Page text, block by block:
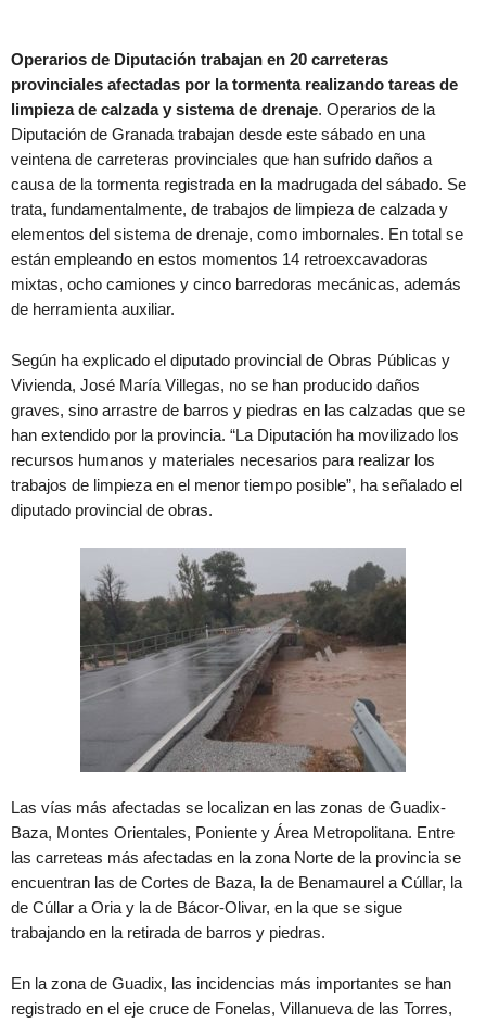
Operarios de Diputación trabajan en 20 carreteras
provinciales afectadas por la tormenta realizando tareas de
limpieza de calzada y sistema de drenaje. Operarios de la
Diputación de Granada trabajan desde este sábado en una
veintena de carreteras provinciales que han sufrido daños a
causa de la tormenta registrada en la madrugada del sábado. Se
trata, fundamentalmente, de trabajos de limpieza de calzada y
elementos del sistema de drenaje, como imbornales. En total se
están empleando en estos momentos 14 retroexcavadoras
mixtas, ocho camiones y cinco barredoras mecánicas, además
de herramienta auxiliar.
Según ha explicado el diputado provincial de Obras Públicas y
Vivienda, José María Villegas, no se han producido daños
graves, sino arrastre de barros y piedras en las calzadas que se
han extendido por la provincia. “La Diputación ha movilizado los
recursos humanos y materiales necesarios para realizar los
trabajos de limpieza en el menor tiempo posible”, ha señalado el
diputado provincial de obras.
Las vías más afectadas se localizan en las zonas de Guadix-
Baza, Montes Orientales, Poniente y Área Metropolitana. Entre
las carreteas más afectadas en la zona Norte de la provincia se
encuentran las de Cortes de Baza, la de Benamaurel a Cúllar, la
de Cúllar a Oria y la de Bácor-Olivar, en la que se sigue
trabajando en la retirada de barros y piedras.
En la zona de Guadix, las incidencias más importantes se han
registrado en el eje cruce de Fonelas, Villanueva de las Torres,